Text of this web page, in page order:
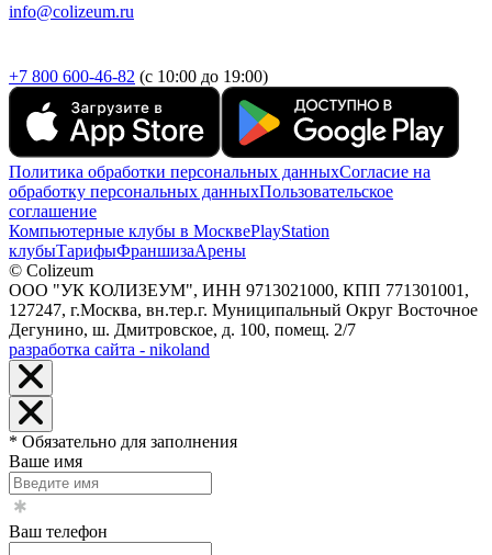
info@colizeum.ru
+7 800 600-46-82 (с 10:00 до 19:00)
Политика обработки персональных данныхСогласие на
обработку персональных данныхПользовательское
соглашение
Компьютерные клубы в МосквеPlayStation
клубыТарифыФраншизаАрены
© Colizeum
ООО "УК КОЛИЗЕУМ", ИНН 9713021000, КПП 771301001,
127247, г.Москва, вн.тер.г. Муниципальный Округ Восточное
Дегунино, ш. Дмитровское, д. 100, помещ. 2/7
разработка сайта - nikoland
* Обязательно для заполнения
Ваше имя
Ваш телефон